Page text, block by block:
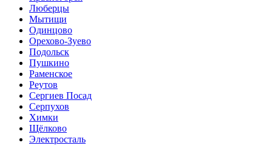
Люберцы
Мытищи
Одинцово
Орехово-Зуево
Подольск
Пушкино
Раменское
Реутов
Сергиев Посад
Серпухов
Химки
Щёлково
Электросталь